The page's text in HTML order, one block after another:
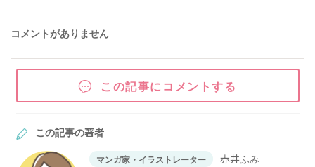
コメントがありません
この記事にコメントする
この記事の著者
マンガ家・イラストレーター 赤井ふみ